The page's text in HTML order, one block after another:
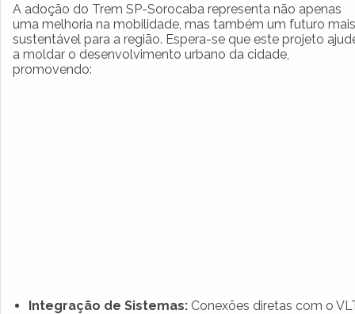
A adoção do Trem SP-Sorocaba representa não apenas
uma melhoria na mobilidade, mas também um futuro mais
sustentável para a região. Espera-se que este projeto
a moldar o desenvolvimento urbano da cidade,
promovendo:
Integração de Sistemas: Conexões diretas com o